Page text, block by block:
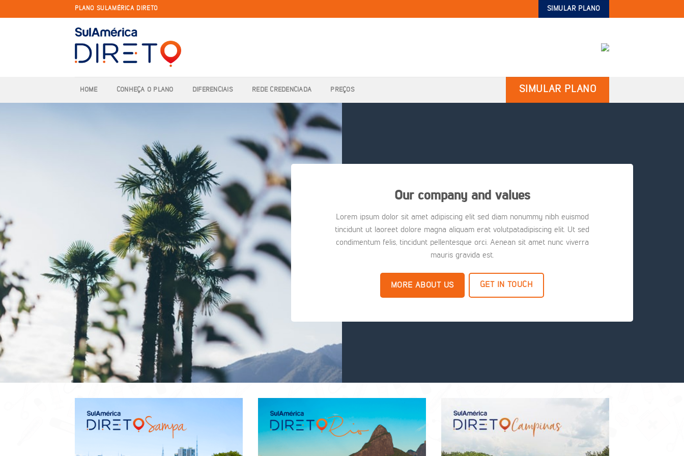
to
PLANO SULAMÉRICA DIRETO SIMULAR PLANO
HOME CONHEÇA O PLANO DIFERENCIAIS REDE CREDENCIADA PREÇOS SIMULAR PLANO
Our company and values
Lorem ipsum dolor sit amet adipiscing elit sed diam nonummy nibh euismod
tincidunt ut laoreet dolore magna aliquam erat volutpatadipiscing elit. Ut sed
condimentum felis, tincidunt pellentesque orci. Aenean sit amet nunc viverra
mauris gravida est.
MORE ABOUT US GET IN TOUCH